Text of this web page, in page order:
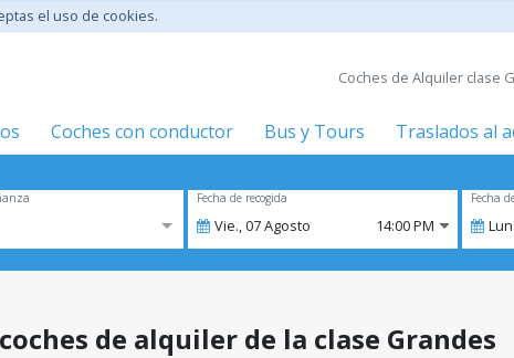
el uso de cookies.
Coches de Alquiler clase
Coches con conductor Bus y Tours
Traslados al
Fecha de recogida
Vie.,07Agosto 14:00 PM
Fecha
de alquiler de la clase Grandes